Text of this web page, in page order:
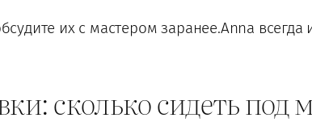
их с мастером заранее.Anna
сколько сидеть